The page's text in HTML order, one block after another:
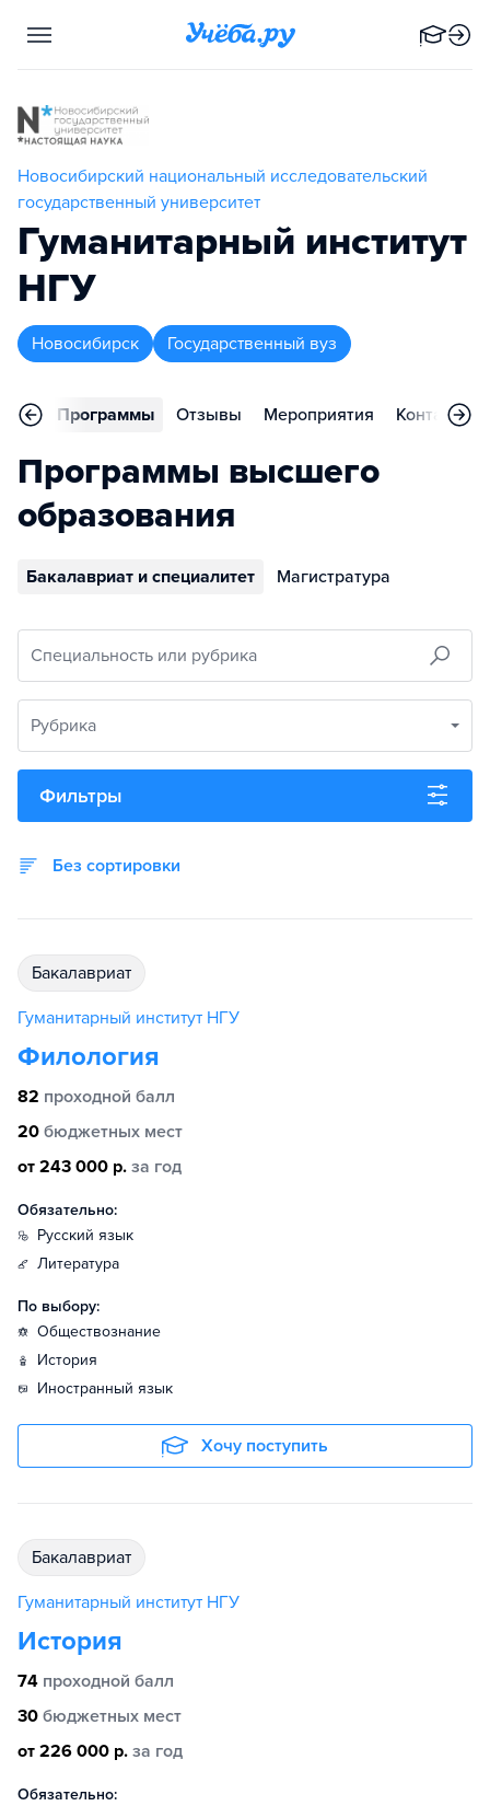
Новосибирский национальный исследовательский
государственный университет
Гуманитарный институт
НГУ
Новосибирск Государственный вуз
Программы Отзывы Мероприятия Контакты
Программы высшего
образования
Бакалавриат и специалитет Магистратура
Специальность или рубрика
Рубрика
Фильтры
Без сортировки
бакалавриат
Гуманитарный институт НГУ
Филология
82 проходной балл
20 бюджетных мест
от 243 000 р. за год
Обязательно:
русский язык
литература
По выбору:
обществознание
история
иностранный язык
Хочу поступить
бакалавриат
Гуманитарный институт НГУ
История
74 проходной балл
30 бюджетных мест
от 226 000 р. за год
Обязательно: